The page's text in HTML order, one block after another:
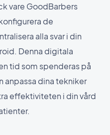
vare GoodBarbers
de
alla svar i din
Denna digitala
tid som spenderas på
anpassa dina tekniker
effektiviteten i din vård